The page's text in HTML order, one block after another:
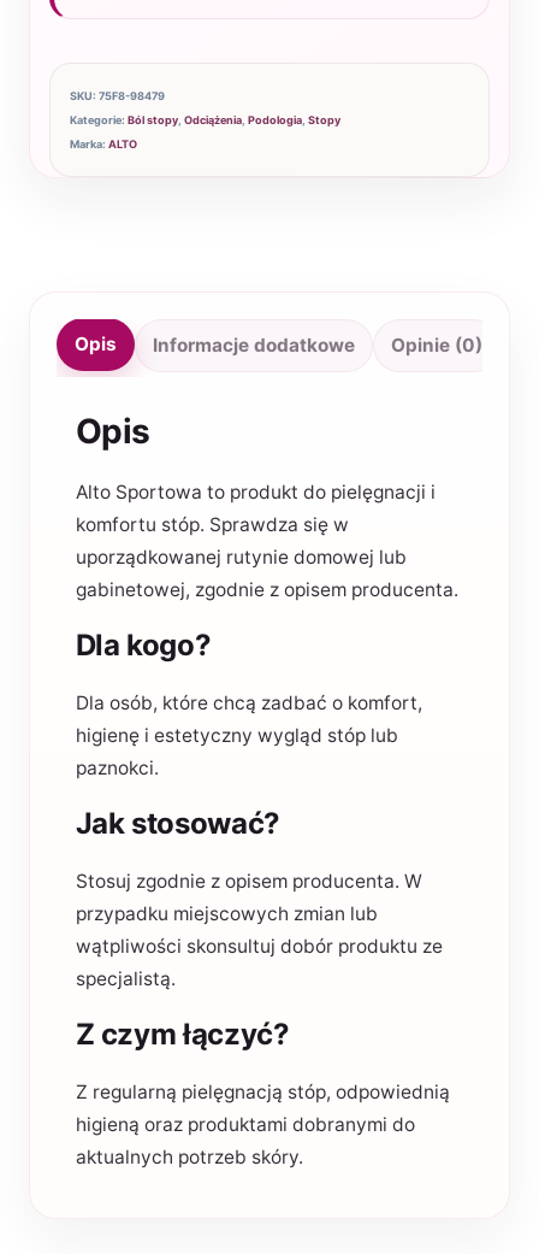
SKU: 75F8-98479
Kategorie: Ból stopy, Odciążenia, Podologia, Stopy
Marka: ALTO
Opis Informacje dodatkowe Opinie (0)
Opis
Alto Sportowa to produkt do pielęgnacji i
komfortu stóp. Sprawdza się w
uporządkowanej rutynie domowej lub
gabinetowej, zgodnie z opisem producenta.
Dla kogo?
Dla osób, które chcą zadbać o komfort,
higienę i estetyczny wygląd stóp lub
paznokci.
Jak stosować?
Stosuj zgodnie z opisem producenta. W
przypadku miejscowych zmian lub
wątpliwości skonsultuj dobór produktu ze
specjalistą.
Z czym łączyć?
Z regularną pielęgnacją stóp, odpowiednią
higieną oraz produktami dobranymi do
aktualnych potrzeb skóry.